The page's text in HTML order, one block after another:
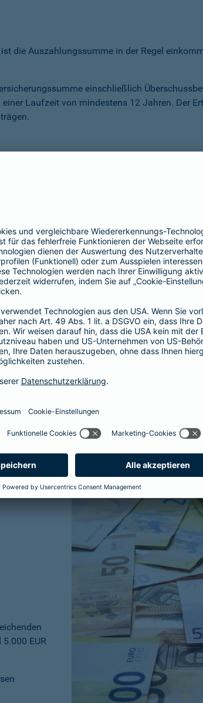
die Auszahlungssumme in der Regel
ein­schließlich
Laufzeit von mindestens 12 Jahren. Der
die Möglichkeit der Beitragsfreistellung. Sie
darauf einen Garantiezins – unabhängig
erwirtschaftet.
EUR